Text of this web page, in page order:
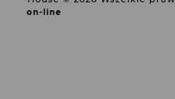
on-line